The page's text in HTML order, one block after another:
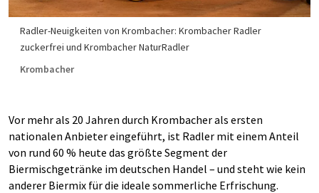
Radler-Neuigkeiten von Krombacher: Krombacher Radler
zuckerfrei und Krombacher NaturRadler
Krombacher
Vor mehr als 20 Jahren durch Krombacher als ersten
nationalen Anbieter eingeführt, ist Radler mit einem Anteil
von rund 60 % heute das größte Segment der
Biermischgetränke im deutschen Handel – und steht wie kein
anderer Biermix für die ideale sommerliche Erfrischung.